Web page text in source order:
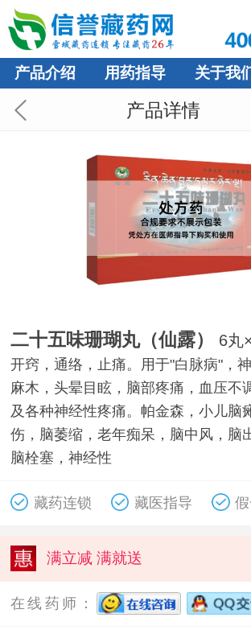
产品介绍 用药指导 关于我
产品详情
二十五味珊瑚丸（仙露） 6丸
开窍，通络，止痛。用于"白脉病"，
麻木，头晕目眩，脑部疼痛，血压不
及各种神经性疼痛。帕金森，小儿脑
伤，脑萎缩，老年痴呆，脑中风，脑
脑栓塞，神经性
藏药连锁 藏医指导
满立减 满就送
在线药师：